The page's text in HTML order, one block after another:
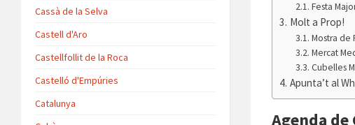
Festa
Molt a Prop!
Mostra de
Mercat
Cubelles
Apunta’t al
Agenda de
Cassà de la Selva
Castell d'Aro
Castellfollit de la Roca
Castelló d'Empúries
Catalunya